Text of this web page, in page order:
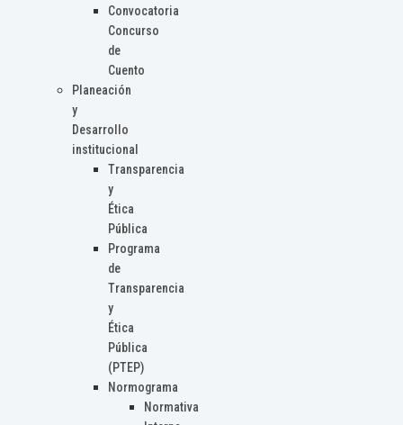
Convocatoria
Concurso
de
Cuento
Planeación
y
Desarrollo
institucional
Transparencia
y
Ética
Pública
Programa
de
Transparencia
y
Ética
Pública
(PTEP)
Normograma
Normativa